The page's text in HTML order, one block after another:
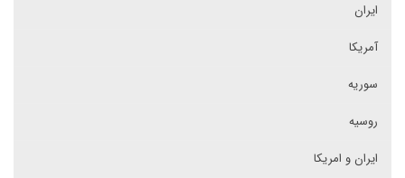
ایران
آمریکا
سوریه
روسیه
ایران و امریکا